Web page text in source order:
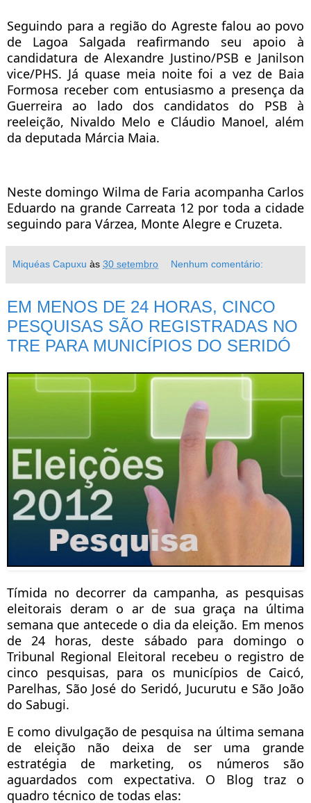
Seguindo para a região do Agreste falou ao povo
de Lagoa Salgada reafirmando seu apoio à
candidatura de Alexandre Justino/PSB e Janilson
vice/PHS. Já quase meia noite foi a vez de Baia
Formosa receber com entusiasmo a presença da
Guerreira ao lado dos candidatos do PSB à
reeleição, Nivaldo Melo e Cláudio Manoel, além
da deputada Márcia Maia.
Neste domingo Wilma de Faria acompanha Carlos
Eduardo na grande Carreata 12 por toda a cidade
seguindo para Várzea, Monte Alegre e Cruzeta.
Miquéas Capuxu às 30 setembro Nenhum comentário:
EM MENOS DE 24 HORAS, CINCO
PESQUISAS SÃO REGISTRADAS NO
TRE PARA MUNICÍPIOS DO SERIDÓ
Tímida no decorrer da campanha, as pesquisas
eleitorais deram o ar de sua graça na última
semana que antecede o dia da eleição. Em menos
de 24 horas, deste sábado para domingo o
Tribunal Regional Eleitoral recebeu o registro de
cinco pesquisas, para os municípios de Caicó,
Parelhas, São José do Seridó, Jucurutu e São João
do Sabugi.
E como divulgação de pesquisa na última semana
de eleição não deixa de ser uma grande
estratégia de marketing, os números são
aguardados com expectativa. O Blog traz o
quadro técnico de todas elas: